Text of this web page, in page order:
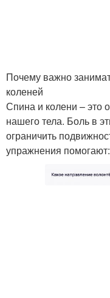
Почему важно
коленей
Спина и колени – это
нашего тела. Боль в
ограничить
упражнения помогают: